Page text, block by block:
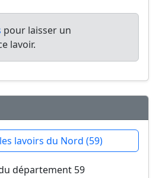
pour laisser un
lavoir.
lavoirs du Nord (59)